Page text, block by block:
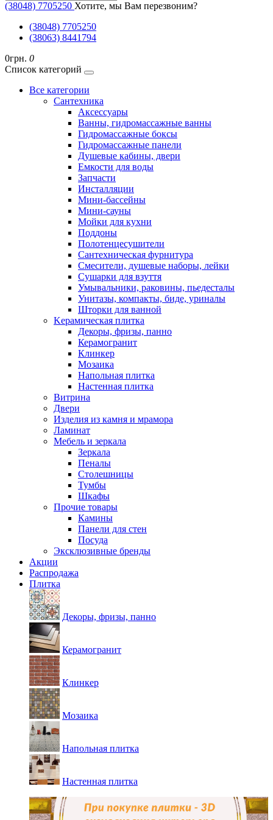
(38048) ‎7705250 Хотите, мы Вам перезвоним?
(38048) ‎7705250
(38063) 8441794
0грн. 0
Список категорий
Все категории
Cантехника
Аксессуары
Ванны, гидромассажные ванны
Гидромассажные боксы
Гидромассажные панели
Душевые кабины, двери
Емкости для воды
Запчасти
Инсталляции
Мини-бассейны
Мини-сауны
Мойки для кухни
Поддоны
Полотенцесушители
Сантехническая фурнитура
Смесители, душевые наборы, лейки
Сушарки для взуття
Умывальники, раковины, пьедесталы
Унитазы, компакты, биде, уриналы
Шторки для ванной
Kерамическая плитка
Декоры, фризы, панно
Керамогранит
Клинкер
Мозаика
Напольная плитка
Настенная плитка
Витрина
Двери
Изделия из камня и мрамора
Ламинат
Мебель и зеркала
Зеркала
Пеналы
Столешницы
Тумбы
Шкафы
Прочие товары
Камины
Панели для стен
Посуда
Эксклюзивные бренды
Акции
Распродажа
Плитка
Декоры, фризы, панно
Керамогранит
Клинкер
Мозаика
Напольная плитка
Настенная плитка